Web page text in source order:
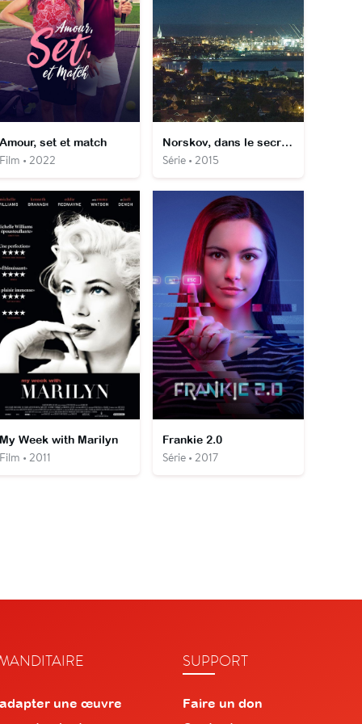
set et match
• 2022
Norskov, dans le secret des glaces
Série • 2015
Week with Marilyn
• 2011
Frankie 2.0
Série • 2017
une œuvre
SUPPORT
Faire un don